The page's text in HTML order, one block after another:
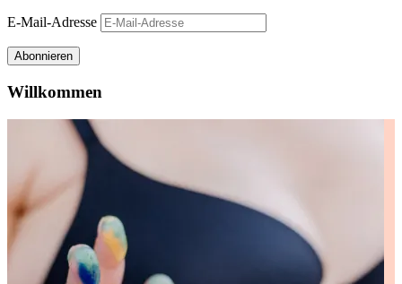
E-Mail-Adresse
Abonnieren
Willkommen